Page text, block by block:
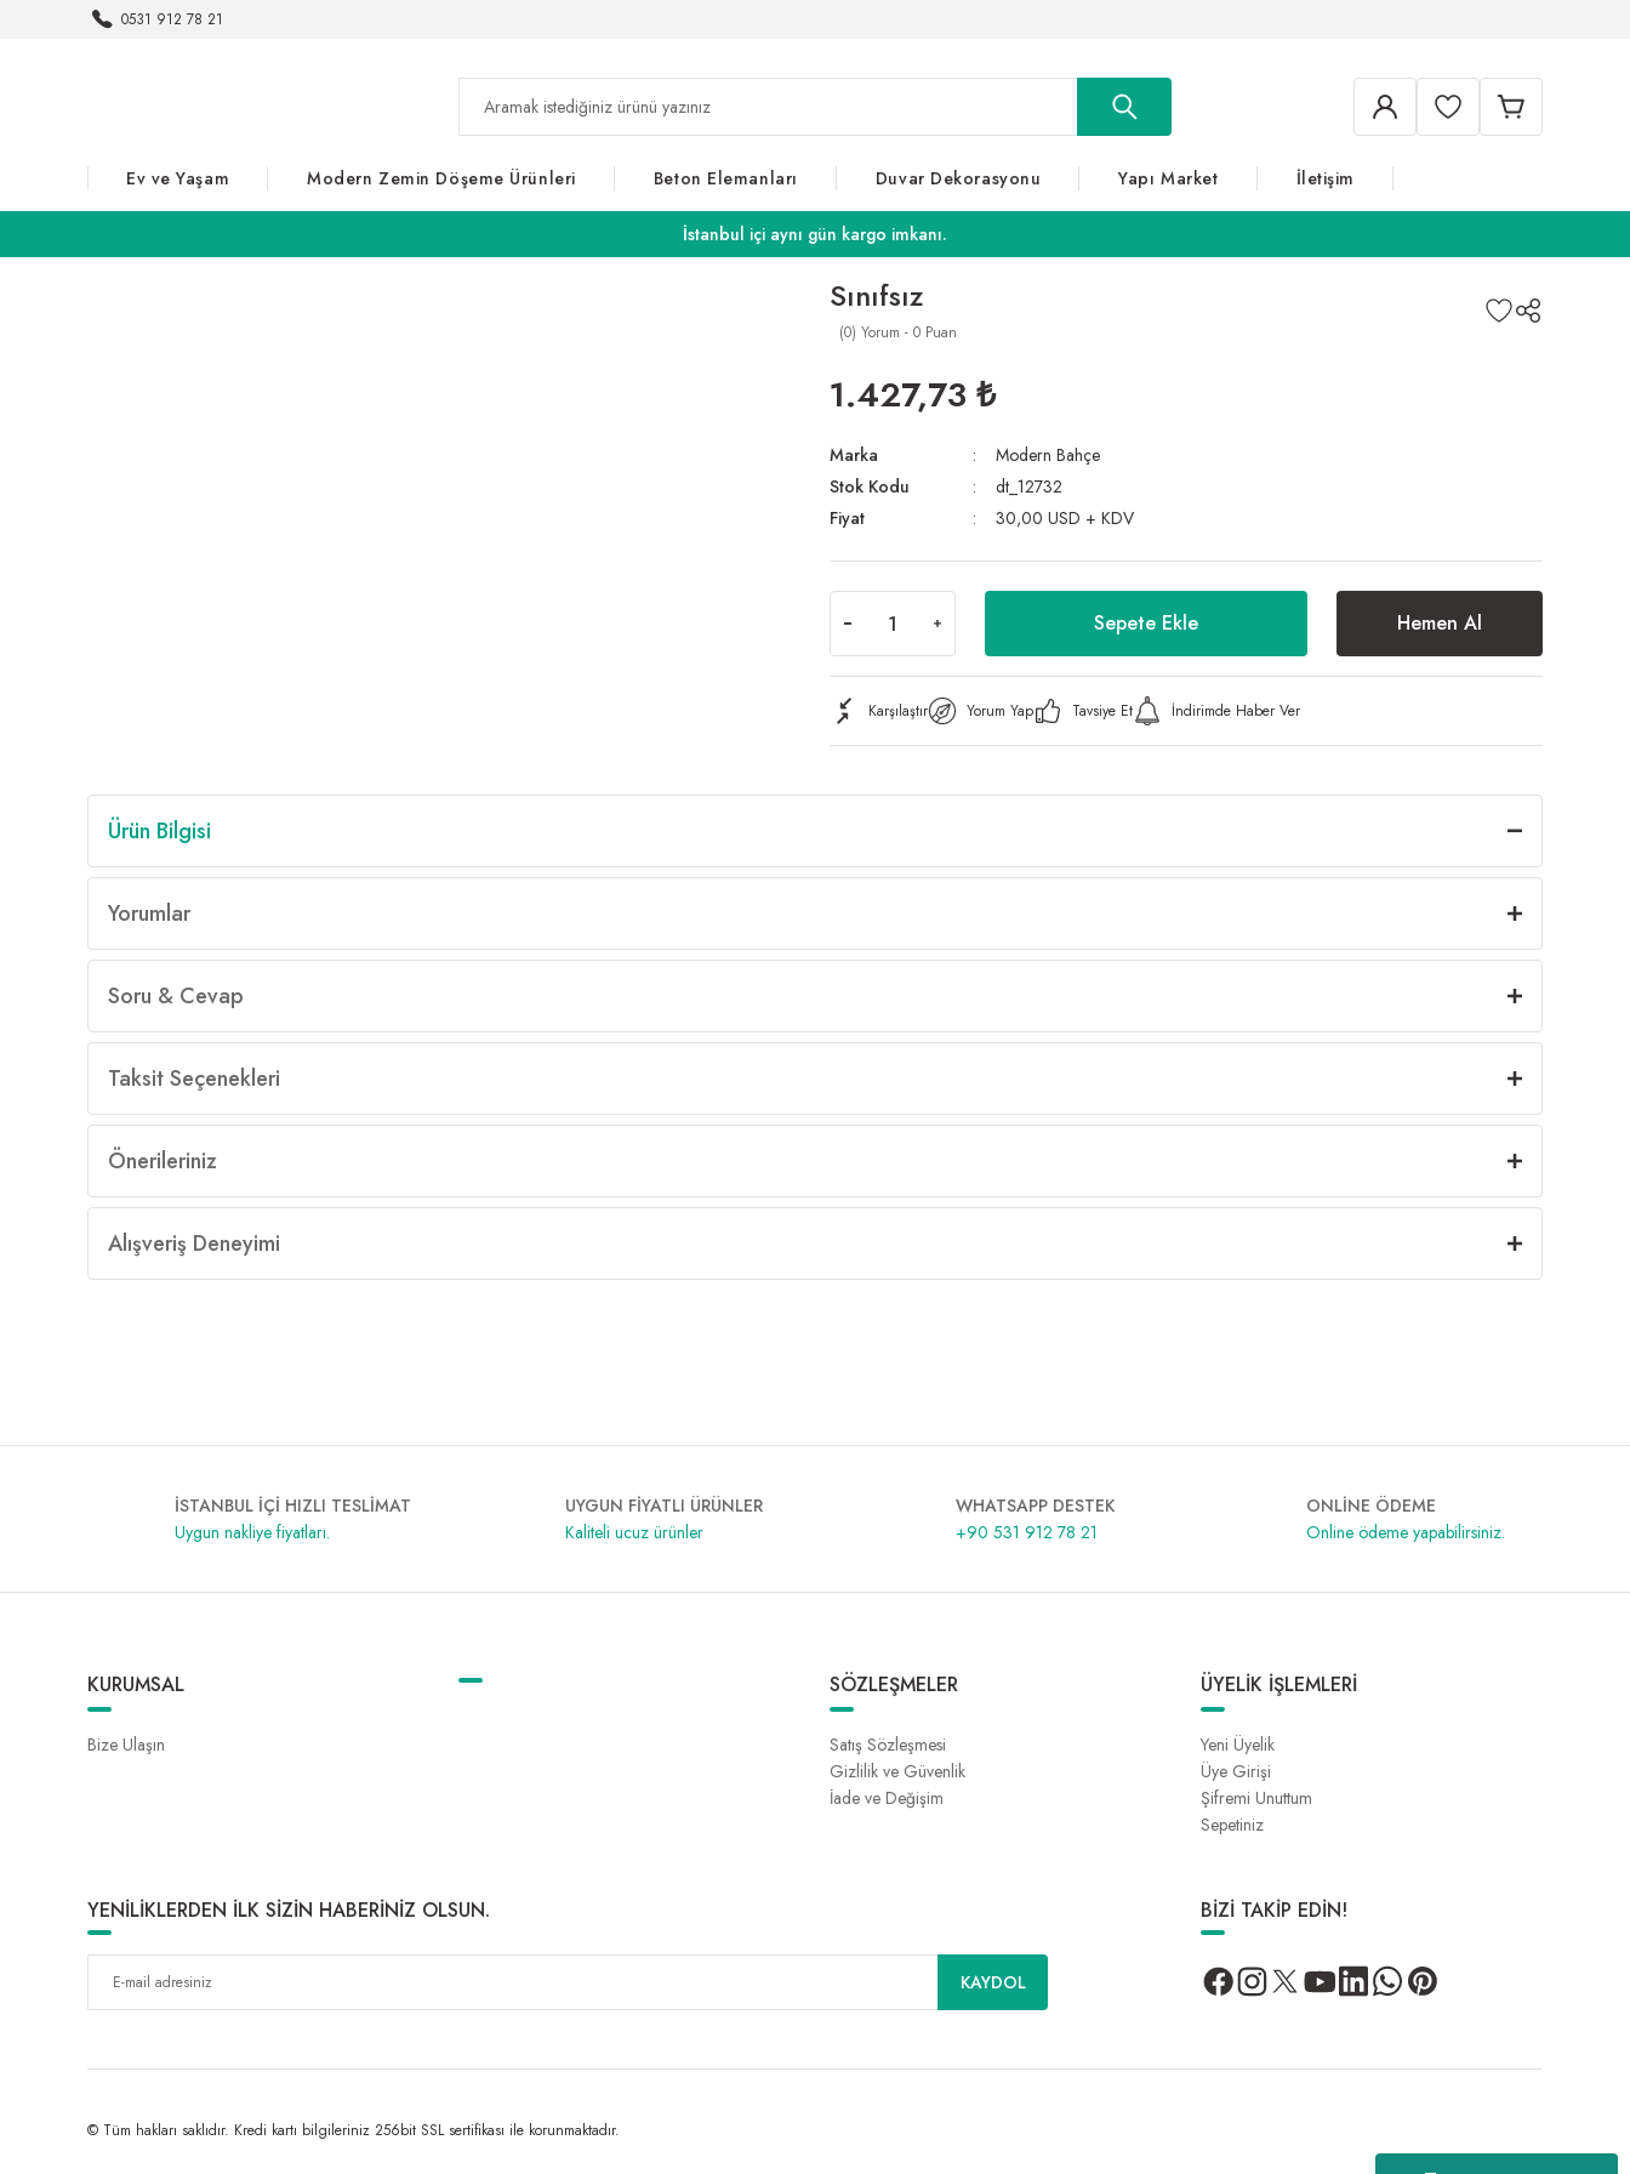
0531 912 78 21
Ev ve Yaşam Modern Zemin Döşeme Ürünleri Beton Elemanları Duvar Dekorasyonu Yapı Market İletişim
İstanbul içi aynı gün kargo imkanı.
Sınıfsız
(0) Yorum - 0 Puan
1.427,73 ₺
Marka
Modern Bahçe
Stok Kodu
dt_12732
Fiyat
30,00 USD + KDV
Sepete Ekle Hemen Al
Karşılaştır Yorum Yap Tavsiye Et İndirimde Haber Ver
Ürün Bilgisi
Yorumlar
Soru & Cevap
Taksit Seçenekleri
Önerileriniz
Alışveriş Deneyimi
İSTANBUL İÇİ HIZLI TESLİMAT
Uygun nakliye fiyatları.
UYGUN FİYATLI ÜRÜNLER
Kaliteli ucuz ürünler
WHATSAPP DESTEK
+90 531 912 78 21
ONLİNE ÖDEME
Online ödeme yapabilirsiniz.
KURUMSAL
Bize Ulaşın
SÖZLEŞMELER
Satış Sözleşmesi
Gizlilik ve Güvenlik
İade ve Değişim
ÜYELİK İŞLEMLERİ
Yeni Üyelik
Üye Girişi
Şifremi Unuttum
Sepetiniz
YENİLİKLERDEN İLK SİZİN HABERİNİZ OLSUN.
KAYDOL
BİZİ TAKİP EDİN!
© Tüm hakları saklıdır. Kredi kartı bilgileriniz 256bit SSL sertifikası ile korunmaktadır.